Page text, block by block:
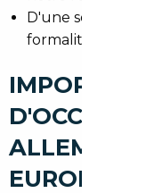
D'une
formalite9s
IMPORT DE
D'OCCASION
EUROPE